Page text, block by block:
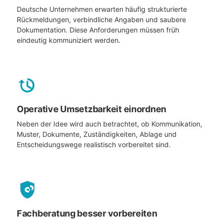
Deutsche Unternehmen erwarten häufig strukturierte
Rückmeldungen, verbindliche Angaben und saubere
Dokumentation. Diese Anforderungen müssen früh
eindeutig kommuniziert werden.
Operative Umsetzbarkeit einordnen
Neben der Idee wird auch betrachtet, ob Kommunikation,
Muster, Dokumente, Zuständigkeiten, Ablage und
Entscheidungswege realistisch vorbereitet sind.
Fachberatung besser vorbereiten